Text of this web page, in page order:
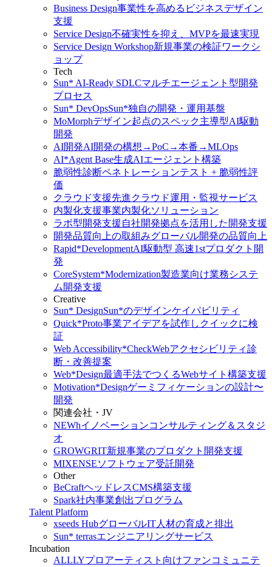
Business Design事業性を高めるビジネスデザイン
支援
Service Design不確実性を抑え、MVPを最速実現
Service Design Workshop新規事業の検証ワークシ
ョップ
Tech
Sun* AI-Ready SDLCマルチエージェント型開発
プロセス
Sun* DevOpsSun*独自の開発・運用基盤
MoMorphデザイン起点のスペック主導型AI駆動
開発
AI開発AI開発の構想→PoC→本番→MLOps
AI*Agent Base生成AIエージェント構築
脆弱性診断ペネトレーションテスト + 脆弱性評
価
クラウド支援先進クラウド運用・監視サービス
内製化支援事業内製化ソリューション
ラボ型開発支援自社開発拠点を活用した開発支援
開発品質向上の取組みグローバル開発の品質向上
Rapid*DevelopmentAI駆動型 高速1stプロダクト開
発
CoreSystem*Modernization製造業向け業務システ
ム開発支援
Creative
Sun* DesignSun*のデザインケイパビリティ
Quick*Proto事業アイデアを試作しクイックに検
証
Web Accessibility*CheckWebアクセシビリティ診
断・改善提案
Web*Design最適手法でつくるWebサイト構築支援
Motivation*Designゲーミフィケーションの設計〜
開発
関連会社・JV
NEWhイノベーションコンサルティング＆スタジ
オ
GROWGRIT新規事業のプロダクト開発支援
MIXENSEソフトウェア受託開発
Other
BeCraftヘッドレスCMS構築支援
Spark社内事業創出プログラム
Talent Platform
xseeds HubグローバルIT人材の育成と排出
Sun* terrasエンジニアリングサービス
Incubation
ALLLYプロアーティスト向けファンコミュニテ